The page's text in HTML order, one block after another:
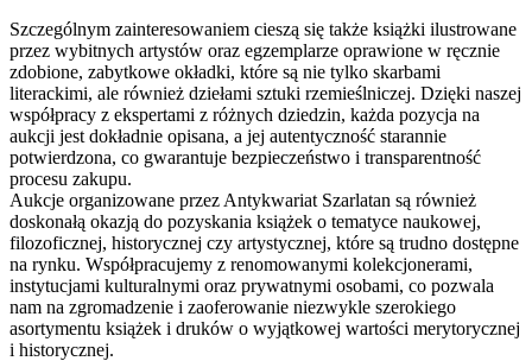
Szczególnym zainteresowaniem cieszą się także książki ilustrowane
przez wybitnych artystów oraz egzemplarze oprawione w ręcznie
zdobione, zabytkowe okładki, które są nie tylko skarbami
literackimi, ale również dziełami sztuki rzemieślniczej. Dzięki naszej
współpracy z ekspertami z różnych dziedzin, każda pozycja na
aukcji jest dokładnie opisana, a jej autentyczność starannie
potwierdzona, co gwarantuje bezpieczeństwo i transparentność
procesu zakupu.
Aukcje organizowane przez Antykwariat Szarlatan są również
doskonałą okazją do pozyskania książek o tematyce naukowej,
filozoficznej, historycznej czy artystycznej, które są trudno dostępne
na rynku. Współpracujemy z renomowanymi kolekcjonerami,
instytucjami kulturalnymi oraz prywatnymi osobami, co pozwala
nam na zgromadzenie i zaoferowanie niezwykle szerokiego
asortymentu książek i druków o wyjątkowej wartości merytorycznej
i historycznej.